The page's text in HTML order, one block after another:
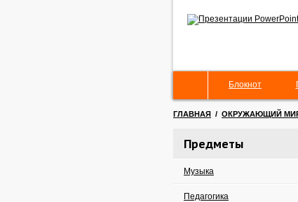
Блокнот
ГЛАВНАЯ / ОКРУЖАЮЩИЙ
Предметы
Музыка
Педагогика